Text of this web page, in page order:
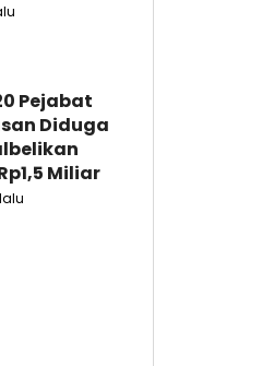
Pejabat
Diduga
Miliar